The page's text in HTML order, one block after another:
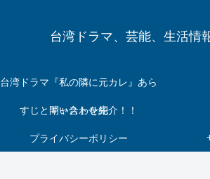
台湾ドラマ、芸能、生活情
台湾ドラマ『私の隣に元カレ』あら
すじとキャストを紹介！！
問い合わせ先
プライバシーポリシー